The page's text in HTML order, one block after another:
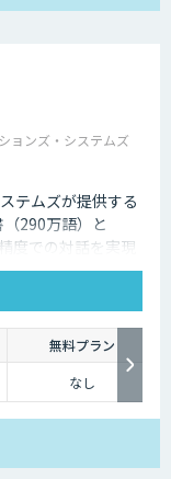
ョンズ・システムズ
テムズが提供する
290万語）と
度での対話を実現
、さらに利用状況
り、自社で簡単に
無料プラン
なし